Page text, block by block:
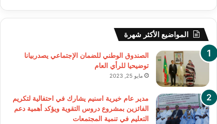
المواضيع الأكثر شهرة
الصندوق الوطني للضمان الإجتماعي يصدربيانا
توضيحيا للرأي العام
مايو 25, 2023
مدير عام خيرية اسنيم يشارك في احتفالية لتكريم
الفائزين بمشروع دروس التقوية ويؤكد أهمية دعم
التعليم في تنمية المجتمعات